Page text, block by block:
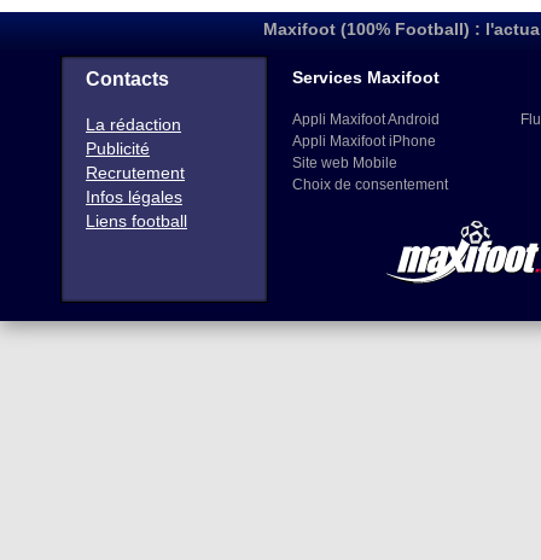
Maxifoot (100% Football) :
Contacts
La rédaction
Publicité
Recrutement
Infos légales
Liens football
Services Maxifoot
Appli Maxifoot Android
Appli Maxifoot iPhone
Site web Mobile
Choix de consentement